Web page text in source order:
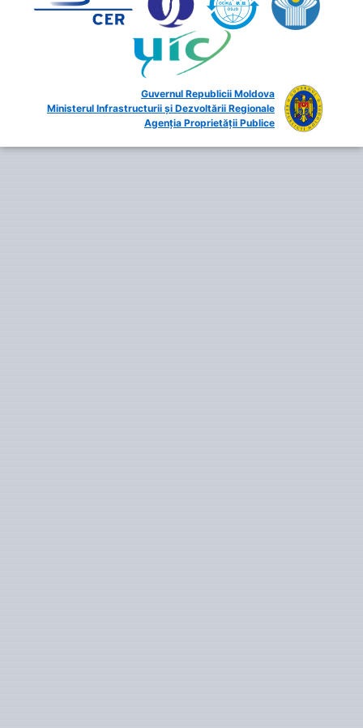
Guvernul Republicii Moldova
Ministerul Infrastructurii și Dezvoltării Regionale
Agenția Proprietății Publice